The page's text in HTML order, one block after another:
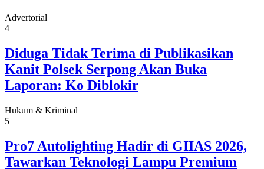
Advertorial
4
Diduga Tidak Terima di Publikasikan
Kanit Polsek Serpong Akan Buka
Laporan: Ko Diblokir
Hukum & Kriminal
5
Pro7 Autolighting Hadir di GIIAS 2026,
Tawarkan Teknologi Lampu Premium